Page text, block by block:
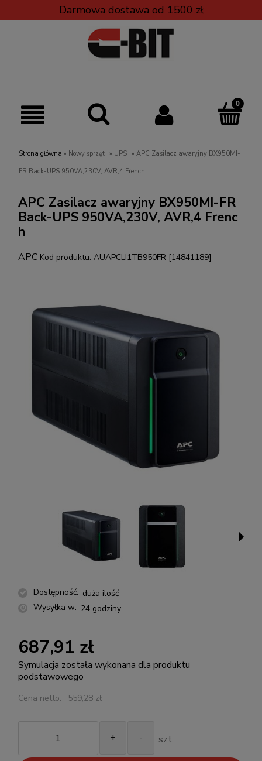
Darmowa dostawa od 1500 zł
Strona główna » Nowy sprzęt » UPS » APC Zasilacz awaryjny BX950MI-
FR Back-UPS 950VA,230V, AVR,4 French
APC Zasilacz awaryjny BX950MI-FR
Back-UPS 950VA,230V, AVR,4 Frenc
h
APC Kod produktu: AUAPCLI1TB950FR [14841189]
Dostępność: duża ilość
Wysyłka w: 24 godziny
687,91 zł
Symulacja została wykonana dla produktu
podstawowego
Cena netto: 559,28 zł
+ - szt.